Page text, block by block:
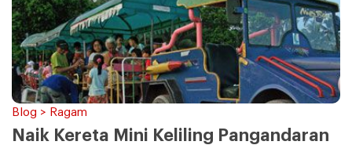
Blog > Ragam
Naik Kereta Mini Keliling Pangandaran